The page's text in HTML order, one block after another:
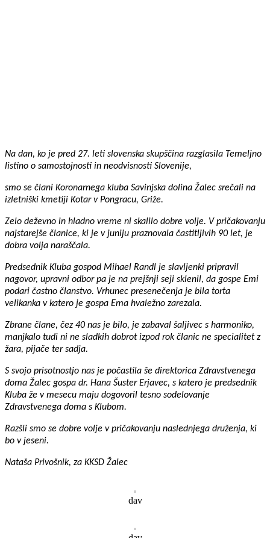
Na dan, ko je pred 27. leti slovenska skupščina razglasila Temeljno
listino o samostojnosti in neodvisnosti Slovenije,
smo se člani Koronarnega kluba Savinjska dolina Žalec srečali na
izletniški kmetiji Kotar v Pongracu, Griže.
Zelo deževno in hladno vreme ni skalilo dobre volje. V pričakovanju
najstarejše članice, ki je v juniju praznovala častitljivih 90 let, je
dobra volja naraščala.
Predsednik Kluba gospod Mihael Randl je slavljenki pripravil
nagovor, upravni odbor pa je na prejšnji seji sklenil, da gospe Emi
podari častno članstvo. Vrhunec presenečenja je bila torta
velikanka v katero je gospa Ema hvaležno zarezala.
Zbrane člane, čez 40 nas je bilo, je zabaval šaljivec s harmoniko,
manjkalo tudi ni ne sladkih dobrot izpod rok članic ne specialitet z
žara, pijače ter sadja.
S svojo prisotnostjo nas je počastila še direktorica Zdravstvenega
doma Žalec gospa dr. Hana Šuster Erjavec, s katero je predsednik
Kluba že v mesecu maju dogovoril tesno sodelovanje
Zdravstvenega doma s Klubom.
Razšli smo se dobre volje v pričakovanju naslednjega druženja, ki
bo v jeseni.
Nataša Privošnik, za KKSD Žalec
dav